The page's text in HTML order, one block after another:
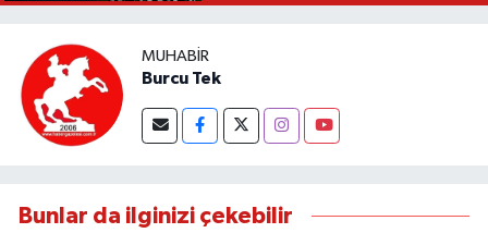
MUHABIR
Burcu Tek
Bunlar da ilginizi çekebilir